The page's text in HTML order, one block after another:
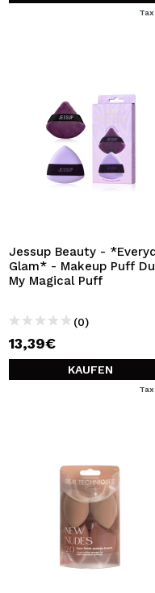
Tax
Jessup Beauty -
Glam* - Makeup Puff
My Magical Puff
(0)
13,39€
KAUFEN
Tax